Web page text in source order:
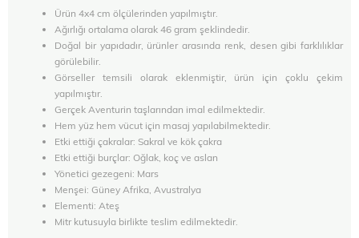
Ürün 4x4 cm ölçülerinden yapılmıştır.
Ağırlığı ortalama olarak 46 gram şeklindedir.
Doğal bir yapıdadır, ürünler arasında renk, desen gibi farklılıklar
görülebilir.
Görseller temsili olarak eklenmiştir, ürün için çoklu çekim
yapılmıştır.
Gerçek Aventurin taşlarından imal edilmektedir.
Hem yüz hem vücut için masaj yapılabilmektedir.
Etki ettiği çakralar: Sakral ve kök çakra
Etki ettiği burçlar: Oğlak, koç ve aslan
Yönetici gezegeni: Mars
Menşei: Güney Afrika, Avustralya
Elementi: Ateş
Mitr kutusuyla birlikte teslim edilmektedir.